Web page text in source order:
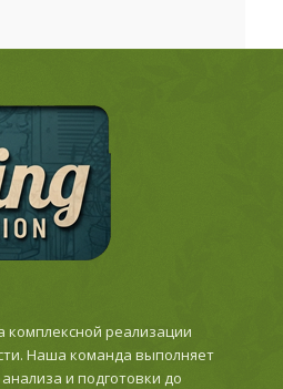
реализации
Наша команда выполняет
и подготовки до